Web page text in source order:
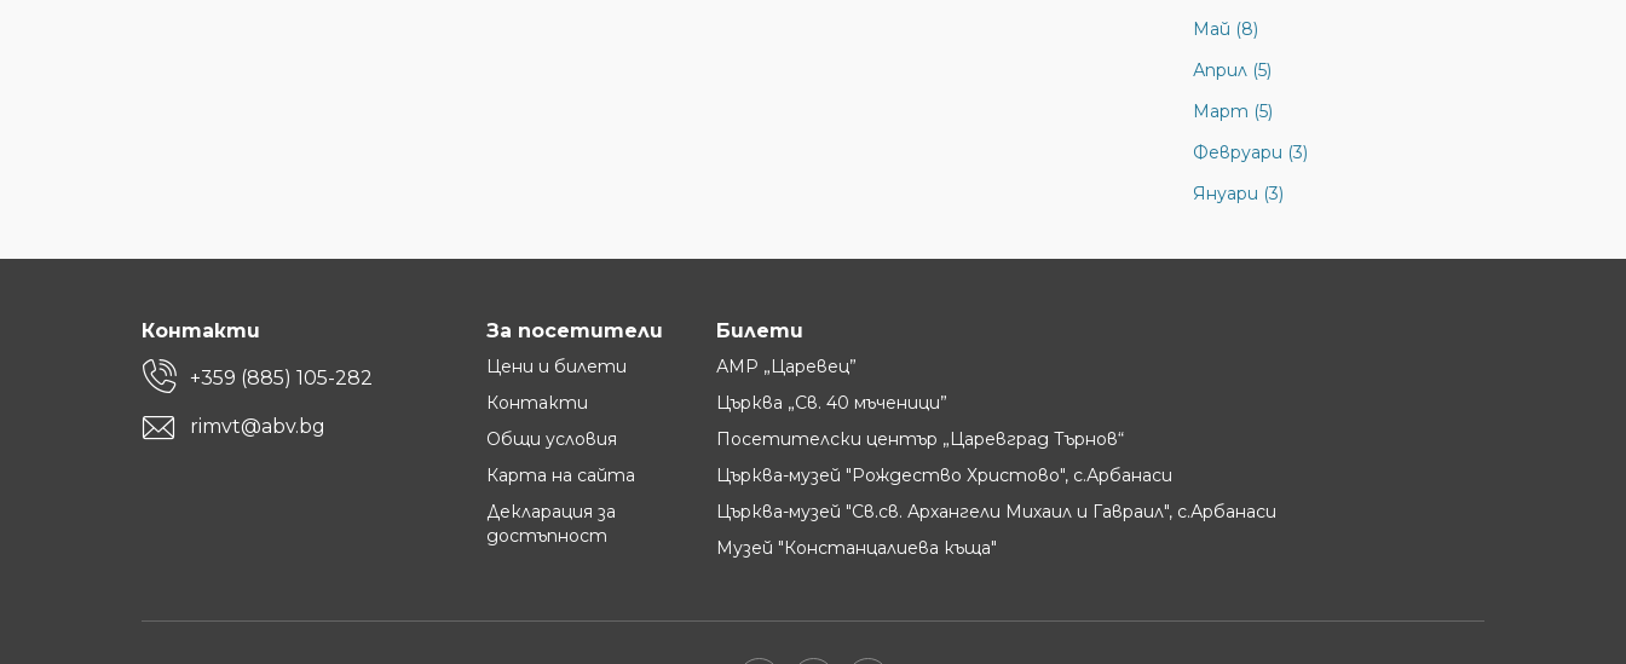
Май (8)
Април (5)
Март (5)
Февруари (3)
Януари (3)
Контакти
+359 (885) 105-282
rimvt@abv.bg
За посетители
Цени и билети
Контакти
Общи условия
Карта на сайта
Декларация за
достъпност
Билети
АМР „Царевец”
Църква „Св. 40 мъченици”
Посетителски център „Царевград Търнов“
Църква-музей "Рождество Христово", с.Арбанаси
Църква-музей "Св.св. Архангели Михаил и Гавраил", с.Арбанаси
Музей "Констанцалиева къща"